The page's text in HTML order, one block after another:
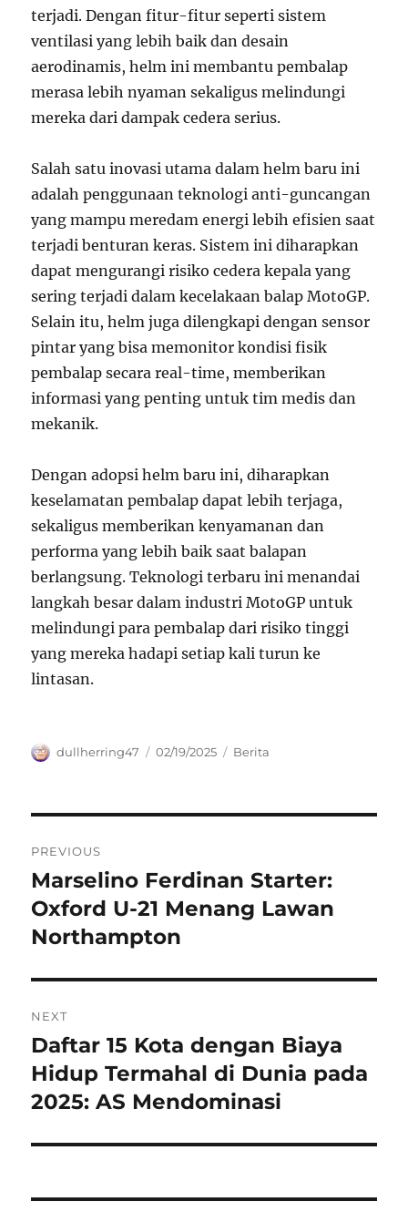
terjadi. Dengan fitur-fitur seperti sistem
ventilasi yang lebih baik dan desain
aerodinamis, helm ini membantu pembalap
merasa lebih nyaman sekaligus melindungi
mereka dari dampak cedera serius.
Salah satu inovasi utama dalam helm baru ini
adalah penggunaan teknologi anti-guncangan
yang mampu meredam energi lebih efisien saat
terjadi benturan keras. Sistem ini diharapkan
dapat mengurangi risiko cedera kepala yang
sering terjadi dalam kecelakaan balap MotoGP.
Selain itu, helm juga dilengkapi dengan sensor
pintar yang bisa memonitor kondisi fisik
pembalap secara real-time, memberikan
informasi yang penting untuk tim medis dan
mekanik.
Dengan adopsi helm baru ini, diharapkan
keselamatan pembalap dapat lebih terjaga,
sekaligus memberikan kenyamanan dan
performa yang lebih baik saat balapan
berlangsung. Teknologi terbaru ini menandai
langkah besar dalam industri MotoGP untuk
melindungi para pembalap dari risiko tinggi
yang mereka hadapi setiap kali turun ke
lintasan.
Author
dullherring47
Posted
02/19/2025 Categories
Berita
pos
PREVIOUS
Previous
post:
Marselino Ferdinan Starter:
Oxford U-21 Menang Lawan
Northampton
NEXT
Next
post:
Daftar 15 Kota dengan Biaya
Hidup Termahal di Dunia pada
2025: AS Mendominasi